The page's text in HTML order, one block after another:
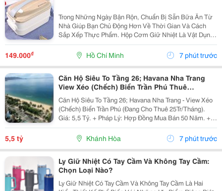
Trong Những Ngày Bận Rộn, Chuẩn Bị Sẵn Bữa Ăn Từ
Nhà Giúp Bạn Chủ Động Hơn Về Thời Gian Và Cách
Sắp Xếp Thực Phẩm. Hộp Cơm Giữ Nhiệt Là Vật Dụng
Tiện Lợi, Phù Hợp Để Mang Theo Cơm Và Các Món Ăn
Kèm Khi Đi Học, Đi Làm Hoặc Di Chuyển Trong Ngày.
Chọn...
149.000₫ Hồ Chí Minh 7 phút trước
Căn Hộ Siêu To Tầng 26; Havana Nha Trang
View Xéo (Chếch) Biển Trần Phú Thuê
25Tr/Tháng 5,5 Tỷ
Căn Hộ Siêu To Tầng 26; Havana Nha Trang - View Xéo
(Chếch) Biển Trần Phú (Đang Cho Thuê 25Tr/Tháng).
Giá: 5,5 Tỷ. + Pháp Lý: Hợp Đồng Mua Bán 50 Năm. +
Toạ Lạc: 38 Trần Phú, P Lộc Thọ, Tp Nha Trang, Tỉnh
Khánh Hoà. + Diện Tích: 160M&Sup2; Tầng 26 /...
5,5 tỷ Khánh Hòa 7 phút trước
Ly Giữ Nhiệt Có Tay Cầm Và Không Tay Cầm:
Chọn Loại Nào?
Ly Giữ Nhiệt Có Tay Cầm Và Không Tay Cầm Là Hai